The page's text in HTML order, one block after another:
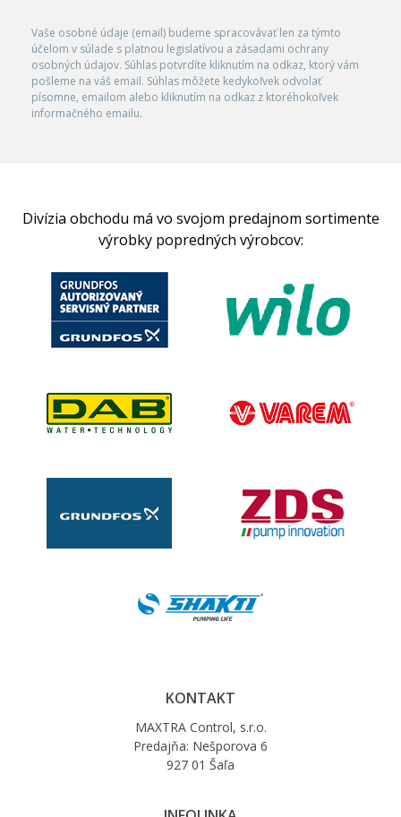
Vaše osobné údaje (email) budeme spracovávať len za týmto
účelom v súlade s platnou legislatívou a zásadami ochrany
osobných údajov. Súhlas potvrdíte kliknutím na odkaz, ktorý vám
pošleme na váš email. Súhlas môžete kedykoľvek odvolať
písomne, emailom alebo kliknutím na odkaz z ktoréhokoľvek
informačného emailu.
Divízia obchodu má vo svojom predajnom sortimente
výrobky popredných výrobcov:
KONTAKT
MAXTRA Control, s.r.o.
Predajňa: Nešporova 6
927 01 Šaľa